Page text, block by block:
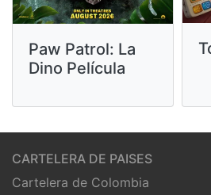
Paw Patrol: La
Dino Película
CARTELERA DE PAISES
Cartelera de Colombia